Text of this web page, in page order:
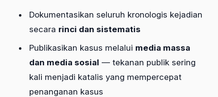
Dokumentasikan seluruh kronologis kejadian
secara rinci dan sistematis
Publikasikan kasus melalui media massa
dan media sosial — tekanan publik sering
kali menjadi katalis yang mempercepat
penanganan kasus